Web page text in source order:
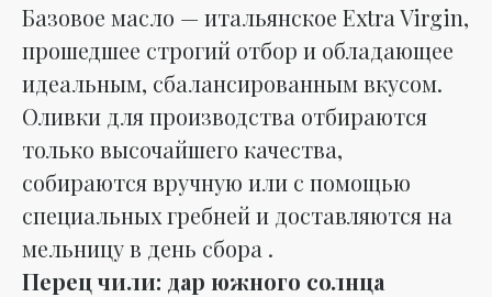
Базовое масло — итальянское Extra Virgin,
прошедшее строгий отбор и обладающее
идеальным, сбалансированным вкусом.
Оливки для производства отбираются
только высочайшего качества,
собираются вручную или с помощью
специальных гребней и доставляются на
мельницу в день сбора .
Перец чили: дар южного солнца